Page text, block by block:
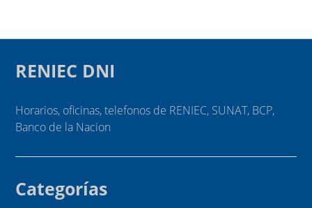
RENIEC DNI
Horarios, oficinas, telefonos de RENIEC, SUNAT, BCP,
Banco de la Nacion
Categorías